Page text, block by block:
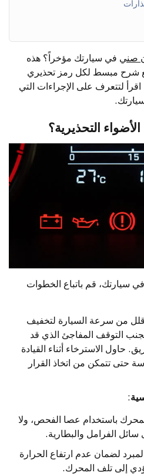
صني في سيارتك مؤخراً؟ هذه
مع شرح مبسط لكل رمز تحذيري
لتتعرف على الإجراءات التي
التحذيرية؟
سيارتك، قم باتباع الخطوات
من سرعة السيارة لتخفيف
التوقف المفاجئ الذي قد
الاسترخاء أثناء القيادة
حتى تتمكن من اتخاذ القرار
:
باستخدام عصا الفحص، ولا
الفرامل والبطارية.
لضمان عدم ارتفاع الحرارة
إلى تلف المحرك.